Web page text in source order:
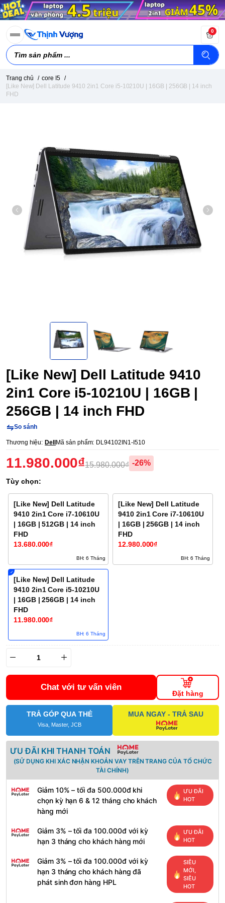
0
Trang chủ / core I5 /
[Like New] Dell Latitude 9410 2in1 Core i5-10210U | 16GB | 256GB | 14 inch
FHD
[Like New] Dell Latitude 9410
2in1 Core i5-10210U | 16GB |
256GB | 14 inch FHD
So sánh
Thương hiệu: Dell Mã sản phẩm: DL94102IN1-I510
11.980.000₫15.980.000₫ -26%
Tùy chọn:
[Like New] Dell Latitude
9410 2in1 Core i7-10610U
| 16GB | 512GB | 14 inch
FHD
13.680.000₫
BH: 6 Tháng
[Like New] Dell Latitude
9410 2in1 Core i7-10610U
| 16GB | 256GB | 14 inch
FHD
12.980.000₫
BH: 6 Tháng
[Like New] Dell Latitude
9410 2in1 Core i5-10210U
| 16GB | 256GB | 14 inch
FHD
11.980.000₫
BH: 6 Tháng
Chat với tư vấn viên
Đặt hàng
TRẢ GÓP QUA THẺ
Visa, Master, JCB
MUA NGAY - TRẢ SAU
ƯU ĐÃI KHI THANH TOÁN
(SỬ DỤNG KHI XÁC NHẬN KHOẢN VAY TRÊN TRANG CỦA TỔ CHỨC
TÀI CHÍNH)
Giảm 10% – tối đa 500.000đ khi
chọn kỳ hạn 6 & 12 tháng cho khách
hàng mới
ƯU ĐÃI
HOT
Giảm 3% – tối đa 100.000đ với kỳ
hạn 3 tháng cho khách hàng mới
ƯU ĐÃI
HOT
Giảm 3% – tối đa 100.000đ với kỳ
hạn 3 tháng cho khách hàng đã
phát sinh đơn hàng HPL
SIÊU
MỚI,
SIÊU
HOT